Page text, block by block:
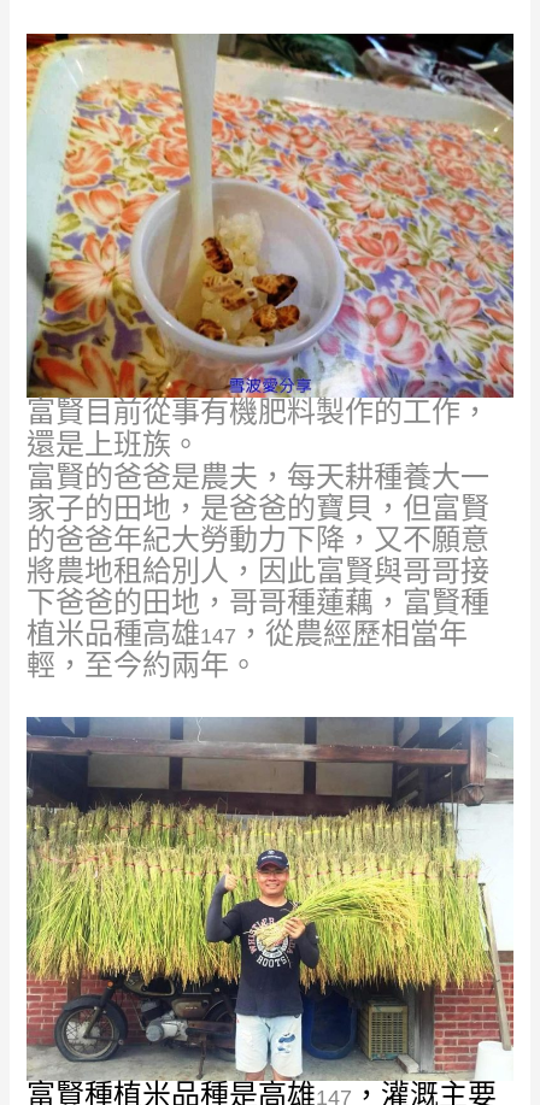
富賢目前從事有機肥料製作的工作，
還是上班族 。
富賢的爸爸是農夫，每天耕種養大一
家子的田地，是爸爸的寶貝，但富賢
的爸爸年紀大勞動力下降，又不願意
將農地租給別人，因此富賢與哥哥接
下爸爸的田地，哥哥種蓮藕，富賢種
植米品種高雄147 ，從農經歷相當年
輕，至今約兩年。
富賢種植米品種是高雄147 ，灌溉主要